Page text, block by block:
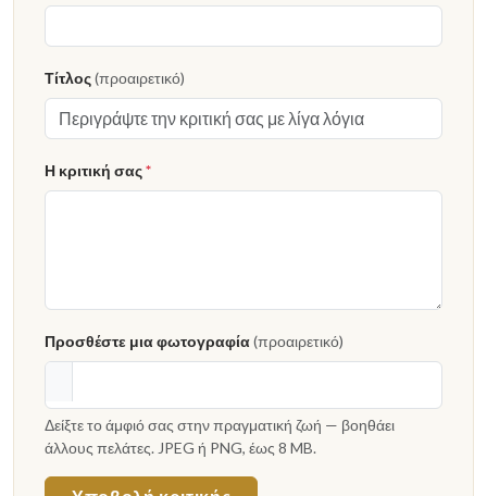
Τίτλος(προαιρετικό)
Η κριτική σας*
Προσθέστε μια φωτογραφία(προαιρετικό)
Δείξτε το άμφιό σας στην πραγματική ζωή — βοηθάει
άλλους πελάτες. JPEG ή PNG, έως 8 MB.